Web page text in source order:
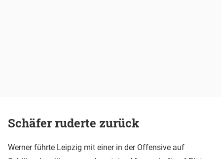
Schäfer ruderte zurück
Werner führte Leipzig mit einer in der Offensive auf